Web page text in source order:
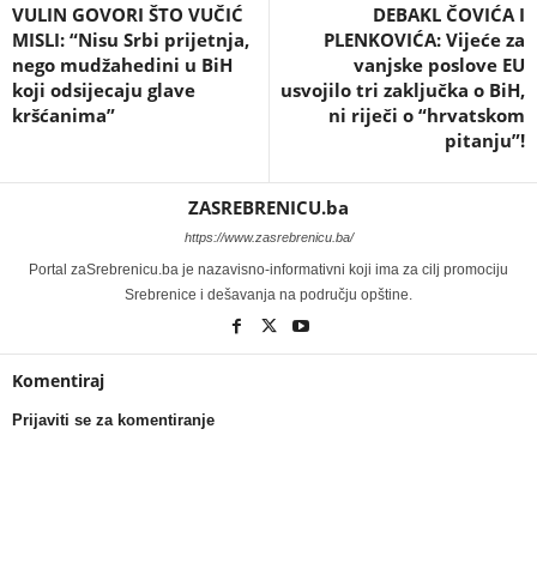
VULIN GOVORI ŠTO VUČIĆ
MISLI: “Nisu Srbi prijetnja,
nego mudžahedini u BiH
koji odsijecaju glave
kršćanima”
DEBAKL ČOVIĆA I
PLENKOVIĆA: Vijeće za
vanjske poslove EU
usvojilo tri zaključka o BiH,
ni riječi o “hrvatskom
pitanju”!
ZASREBRENICU.ba
https://www.zasrebrenicu.ba/
Portal zaSrebrenicu.ba je nazavisno-informativni koji ima za cilj promociju
Srebrenice i dešavanja na području opštine.
Komentiraj
Prijaviti se za komentiranje